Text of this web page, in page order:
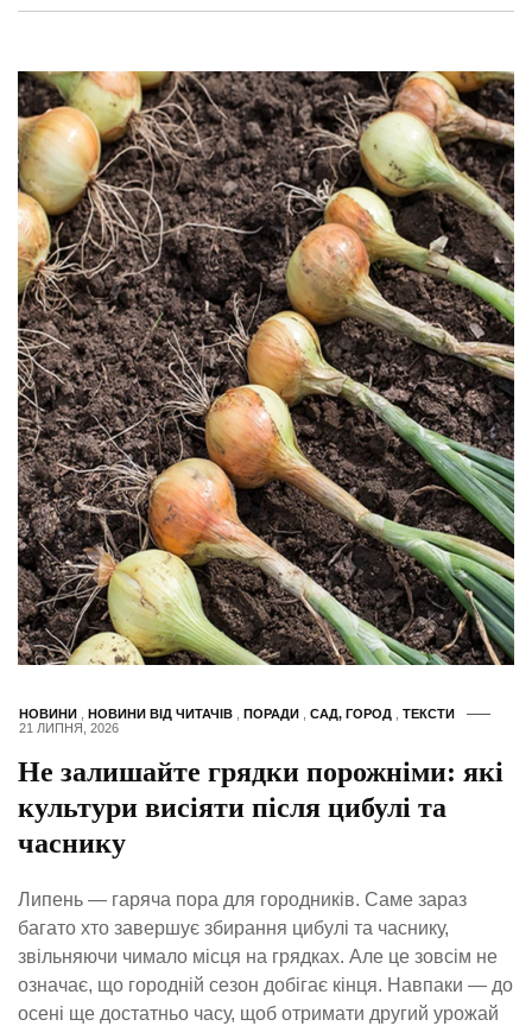
НОВИНИ НОВИНИ ВІД ЧИТАЧІВ ПОРАДИ САД, ГОРОД
ТЕКСТИ
21 ЛИПНЯ, 2026
Не залишайте грядки порожніми: які
культури висіяти після цибулі та
часнику
Липень — гаряча пора для городників. Саме зараз
багато хто завершує збирання цибулі та часнику,
звільняючи чимало місця на грядках. Але це зовсім не
означає, що городній сезон добігає кінця. Навпаки — до
осені ще достатньо часу, щоб отримати другий урожай